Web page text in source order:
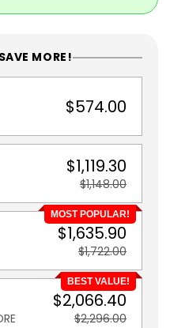
MORE!
$574.00
$1,119.30
$1,148.00
MOST POPULAR!
$1,635.90
$1,722.00
BEST VALUE!
$2,066.40
$2,296.00